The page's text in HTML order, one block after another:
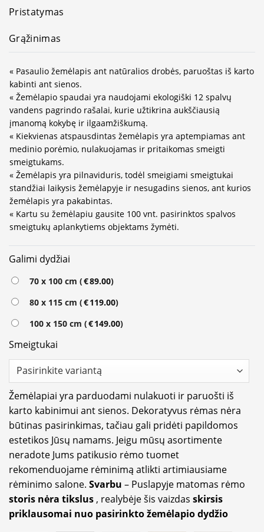
Pristatymas
Grąžinimas
« Pasaulio žemėlapis ant natūralios drobės, paruoštas iš karto
kabinti ant sienos.
« Žemėlapio spaudai yra naudojami ekologiški 12 spalvų
vandens pagrindo rašalai, kurie užtikrina aukščiausią
įmanomą kokybę ir ilgaamžiškumą.
« Kiekvienas atspausdintas žemėlapis yra aptempiamas ant
medinio porėmio, nulakuojamas ir pritaikomas smeigti
smeigtukams.
« Žemėlapis yra pilnaviduris, todėl smeigiami smeigtukai
standžiai laikysis žemėlapyje ir nesugadins sienos, ant kurios
žemėlapis yra pakabintas.
« Kartu su žemėlapiu gausite 100 vnt. pasirinktos spalvos
smeigtukų aplankytiems objektams žymėti.
Galimi dydžiai
70 x 100 cm (€89.00)
80 x 115 cm (€119.00)
100 x 150 cm (€149.00)
Smeigtukai
Žemėlapiai yra parduodami nulakuoti ir paruošti iš
karto kabinimui ant sienos. Dekoratyvus rėmas nėra
būtinas pasirinkimas, tačiau gali pridėti papildomos
estetikos Jūsų namams. Jeigu mūsų asortimente
neradote Jums patikusio rėmo tuomet
rekomenduojame rėminimą atlikti artimiausiame
rėminimo salone. Svarbu – Puslapyje matomas rėmo
storis nėra tikslus , realybėje šis vaizdas skirsis
priklausomai nuo pasirinkto žemėlapio dydžio
Alternative: